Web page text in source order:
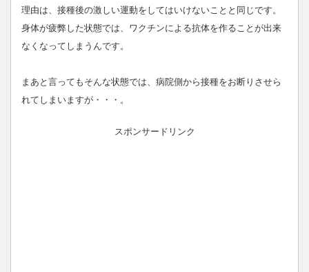
理由は、接種後の激しい運動をしてはいけないことと同じです。
身体が疲弊した状態では、ワクチンによる抗体を作ることが出来
なくなってしまうんです。
まあと言ってもそんな状態では、病院側から接種をお断りさせら
れてしまいますが・・・。
スポンサードリンク